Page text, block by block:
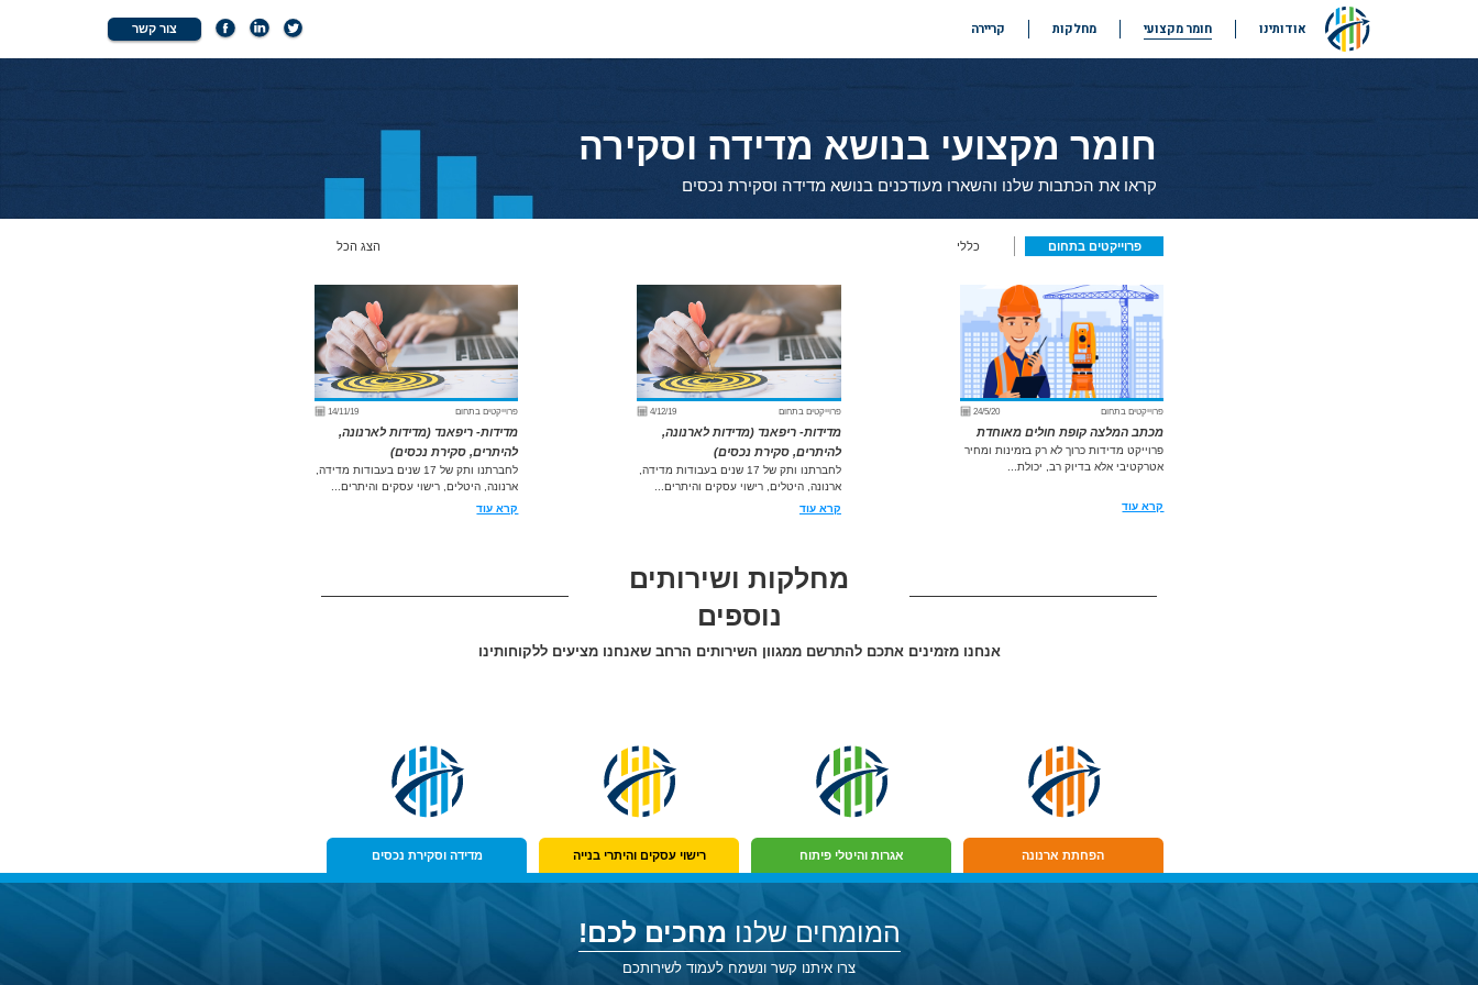
אודותינו חומר מקצועי מחלקות
והיתרי בנייה
וסקירת נכסים
קריירה צור קשר
חומר מקצועי בנושא מדידה וסקירה
קראו את הכתבות שלנו והשארו מעודכנים בנושא מדידה וסקירת נכסים
פרוייקטים בתחום כללי הצג הכל
פרוייקטים בתחום 24/5/20
מכתב המלצה קופת חולים מאוחדת
פרוייקט מדידות כרוך לא רק בזמינות ומחיר
אטרקטיבי אלא בדיוק רב, יכולת...
קרא עוד
פרוייקטים בתחום 4/12/19
מדידות- ריפאנד (מדידות לארנונה,
להיתרים, סקירת נכסים)
לחברתנו ותק של 17 שנים בעבודות מדידה,
ארנונה, היטלים, רישוי עסקים והיתרים...
קרא עוד
פרוייקטים בתחום 14/11/19
מדידות- ריפאנד (מדידות לארנונה,
להיתרים, סקירת נכסים)
לחברתנו ותק של 17 שנים בעבודות מדידה,
ארנונה, היטלים, רישוי עסקים והיתרים...
קרא עוד
מחלקות ושירותים
נוספים
אנחנו מזמינים אתכם להתרשם ממגוון השירותים הרחב שאנחנו מציעים ללקוחותינו
הפחתת ארנונה אגרות והיטלי פיתוח רישוי עסקים והיתרי בנייה מדידה וסקירת נכסים
המומחים שלנו מחכים לכם!
צרו איתנו קשר ונשמח לעמוד לשירותכם